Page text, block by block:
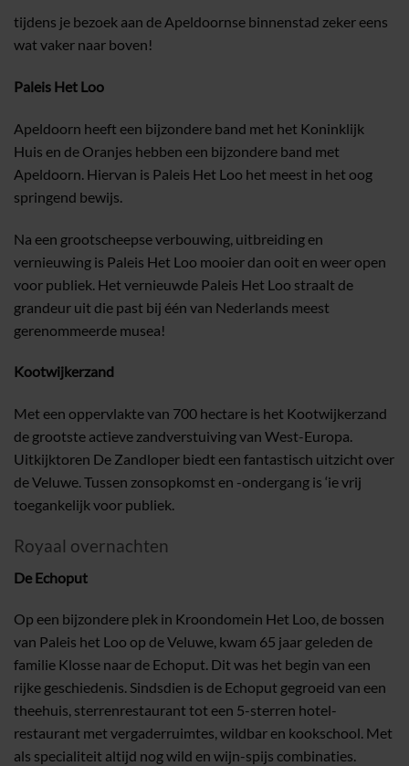
tijdens je bezoek aan de Apeldoornse binnenstad zeker eens
wat vaker naar boven!
Paleis Het Loo
Apeldoorn heeft een bijzondere band met het Koninklijk
Huis en de Oranjes hebben een bijzondere band met
Apeldoorn. Hiervan is Paleis Het Loo het meest in het oog
springend bewijs.
Na een grootscheepse verbouwing, uitbreiding en
vernieuwing is Paleis Het Loo mooier dan ooit en weer open
voor publiek. Het vernieuwde Paleis Het Loo straalt de
grandeur uit die past bij één van Nederlands meest
gerenommeerde musea!
Kootwijkerzand
Met een oppervlakte van 700 hectare is het Kootwijkerzand
de grootste actieve zandverstuiving van West-Europa.
Uitkijktoren De Zandloper biedt een fantastisch uitzicht over
de Veluwe. Tussen zonsopkomst en -ondergang is ‘ie vrij
toegankelijk voor publiek.
Royaal overnachten
De Echoput
Op een bijzondere plek in Kroondomein Het Loo, de bossen
van Paleis het Loo op de Veluwe, kwam 65 jaar geleden de
familie Klosse naar de Echoput. Dit was het begin van een
rijke geschiedenis. Sindsdien is de Echoput gegroeid van een
theehuis, sterrenrestaurant tot een 5-sterren hotel-
restaurant met vergaderruimtes, wildbar en kookschool. Met
als specialiteit altijd nog wild en wijn-spijs combinaties.